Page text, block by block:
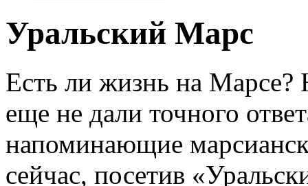
Уральский Марс
Есть ли жизнь на Марсе?
еще не дали точного
напоминающие
сейчас, посетив